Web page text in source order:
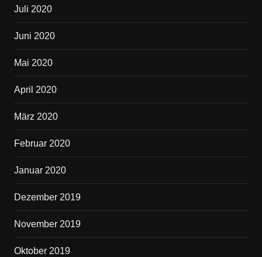
Juli 2020
Juni 2020
Mai 2020
April 2020
März 2020
Februar 2020
Januar 2020
Dezember 2019
November 2019
Oktober 2019